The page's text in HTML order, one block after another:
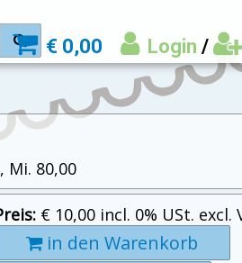
€ 0,00 Login /
80,00
€ 10,00 incl. 0% USt. excl.
in den Warenkorb